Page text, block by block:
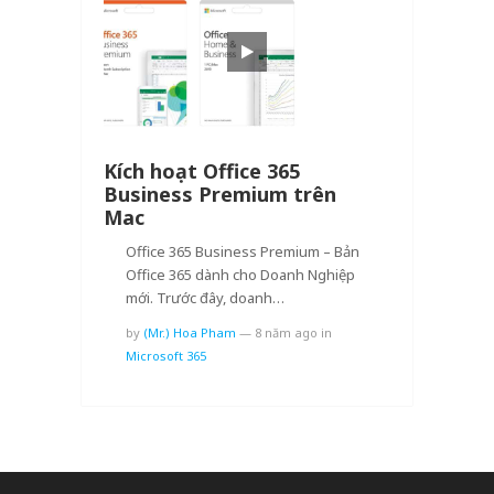
Kích hoạt Office 365
Business Premium trên
Mac
Office 365 Business Premium – Bản
Office 365 dành cho Doanh Nghiệp
mới. Trước đây, doanh…
by (Mr.) Hoa Pham — 8 năm ago in
Microsoft 365